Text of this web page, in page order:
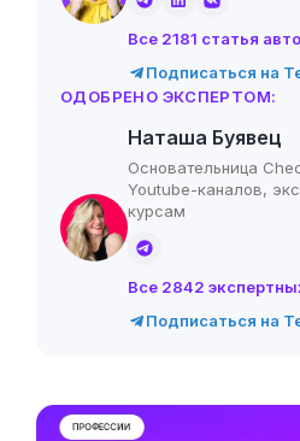
Все 2181 статья
Подписаться на
ОДОБРЕНО ЭКСПЕРТОМ:
Наташа Буявец
Основательница
Youtube-каналов,
курсам
Все 2842
Подписаться на